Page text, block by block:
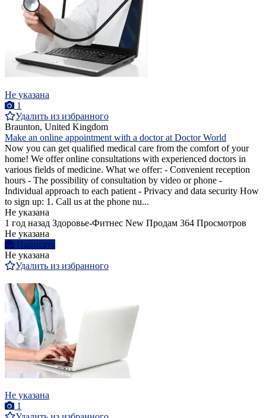
Не указана
1
Удалить из избранного
Braunton, United Kingdom
Make an online appointment with a doctor at Doctor World
Now you can get qualified medical care from the comfort of your
home! We offer online consultations with experienced doctors in
various fields of medicine. What we offer: - Convenient reception
hours - The possibility of consultation by video or phone -
Individual approach to each patient - Privacy and data security How
to sign up: 1. Call us at the phone nu...
Не указана
1 год назад Здоровье-Фитнес New Продам 364 Просмотров
Не указана
Написать
Не указана
Удалить из избранного
Не указана
1